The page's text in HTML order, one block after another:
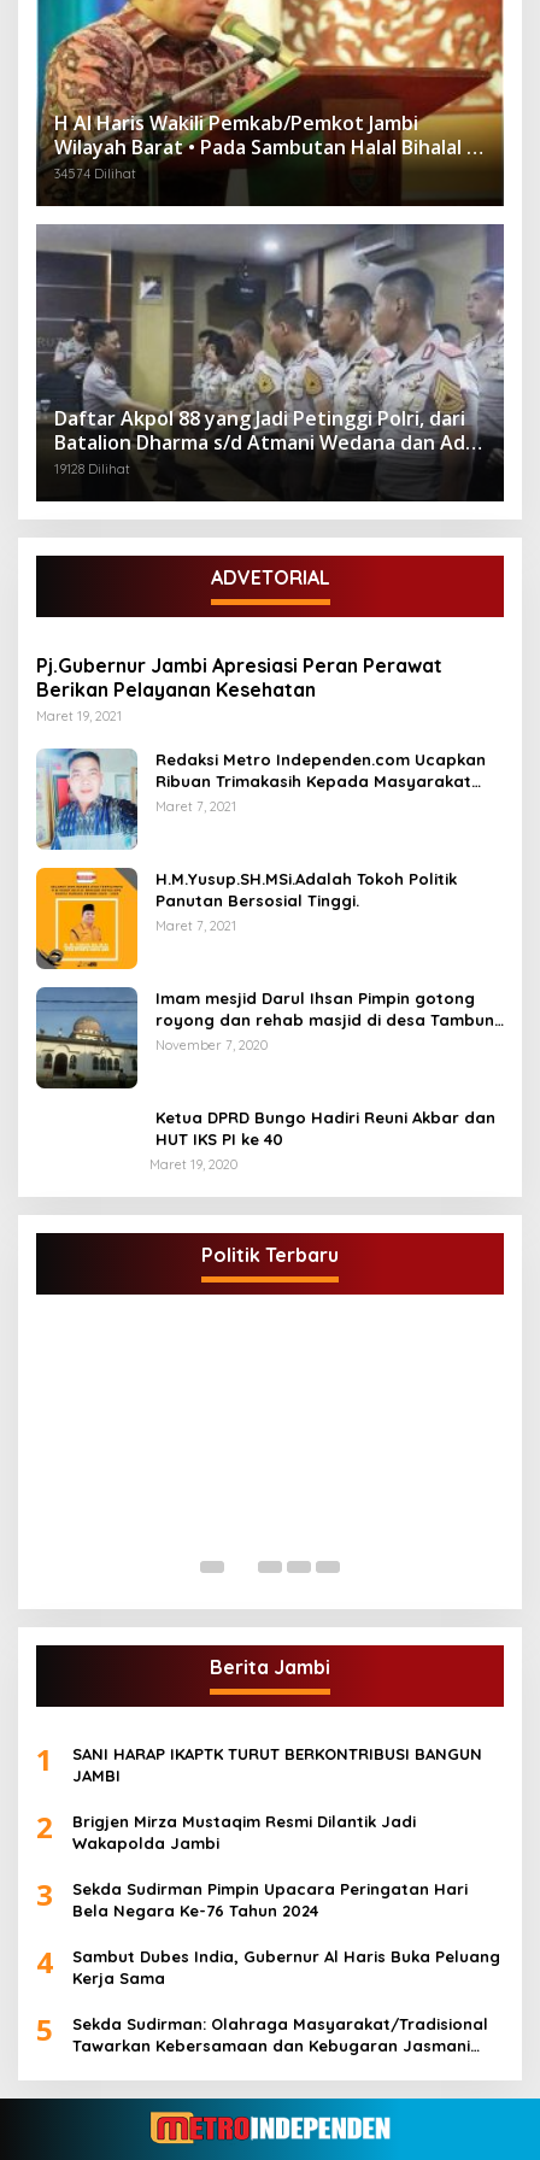
H Al Haris Wakili Pemkab/Pemkot Jambi
Wilayah Barat • Pada Sambutan Halal Bihalal di
Gubernuran
34574 Dilihat
Daftar Akpol 88 yang Jadi Petinggi Polri, dari
Batalion Dharma s/d Atmani Wedana dan Adhi
Pradana
19128 Dilihat
ADVETORIAL
Pj.Gubernur Jambi Apresiasi Peran Perawat
Berikan Pelayanan Kesehatan
Maret 19, 2021
Redaksi Metro Independen.com Ucapkan
Ribuan Trimakasih Kepada Masyarakat
Pengunjung Dan Pembaca.
Maret 7, 2021
H.M.Yusup.SH.MSi.Adalah Tokoh Politik
Panutan Bersosial Tinggi.
Maret 7, 2021
Imam mesjid Darul Ihsan Pimpin gotong
royong dan rehab masjid di desa Tambun
Arang Kecamatan Sumay, kabupaten tebo
November 7, 2020
Ketua DPRD Bungo Hadiri Reuni Akbar dan
HUT IKS PI ke 40
Maret 19, 2020
Politik Terbaru
DPD Partai Golkar,Muscam Ke-X Dalam
Rangka Pemilihan Ketua PK.
Juli 5, 2021
Berita Jambi
1
SANI HARAP IKAPTK TURUT BERKONTRIBUSI BANGUN
JAMBI
2
Brigjen Mirza Mustaqim Resmi Dilantik Jadi
Wakapolda Jambi
3
Sekda Sudirman Pimpin Upacara Peringatan Hari
Bela Negara Ke-76 Tahun 2024
4
Sambut Dubes India, Gubernur Al Haris Buka Peluang
Kerja Sama
5
Sekda Sudirman: Olahraga Masyarakat/Tradisional
Tawarkan Kebersamaan dan Kebugaran Jasmani